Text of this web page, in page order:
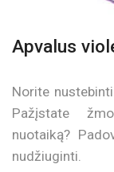
Apvalus
Norite
Pažįstate
nuotaiką?
nudžiuginti.